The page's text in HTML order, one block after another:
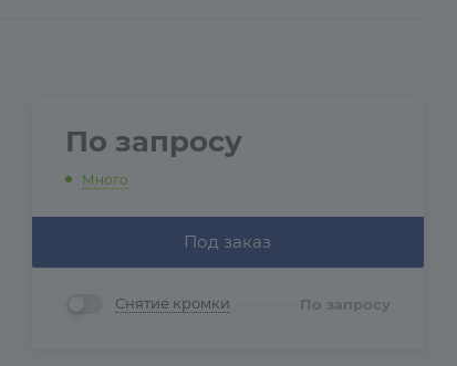
По запросу
Много
Под заказ
Снятие кромки По запросу